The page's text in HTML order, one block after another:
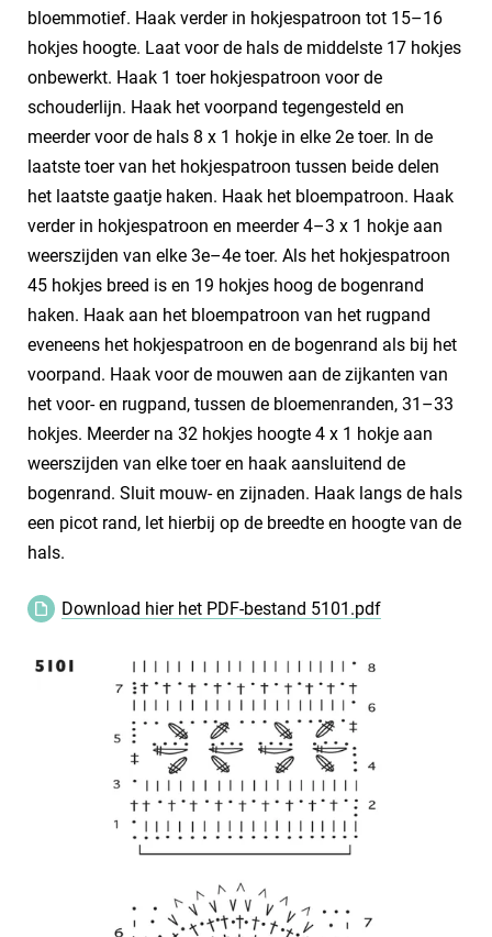
bloemmotief. Haak verder in hokjespatroon tot 15–16
hokjes hoogte. Laat voor de hals de middelste 17 hokjes
onbewerkt. Haak 1 toer hokjespatroon voor de
schouderlijn. Haak het voorpand tegengesteld en
meerder voor de hals 8 x 1 hokje in elke 2e toer. In de
laatste toer van het hokjespatroon tussen beide delen
het laatste gaatje haken. Haak het bloempatroon. Haak
verder in hokjespatroon en meerder 4–3 x 1 hokje aan
weerszijden van elke 3e–4e toer. Als het hokjespatroon
45 hokjes breed is en 19 hokjes hoog de bogenrand
haken. Haak aan het bloempatroon van het rugpand
eveneens het hokjespatroon en de bogenrand als bij het
voorpand. Haak voor de mouwen aan de zijkanten van
het voor- en rugpand, tussen de bloemenranden, 31–33
hokjes. Meerder na 32 hokjes hoogte 4 x 1 hokje aan
weerszijden van elke toer en haak aansluitend de
bogenrand. Sluit mouw- en zijnaden. Haak langs de hals
een picot rand, let hierbij op de breedte en hoogte van de
hals.
Download hier het PDF-bestand 5101.pdf